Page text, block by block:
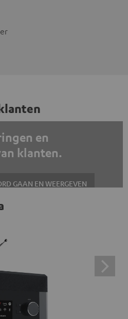
en
klanten.
GAAN EN WEERGEVEN
Schakel dit in de gegevensinstellingen
klik weergeven. Door op de
ermee in dat je de externe
dat persoonlijke
doorgegeven aan platforms
hierover vind je in ons